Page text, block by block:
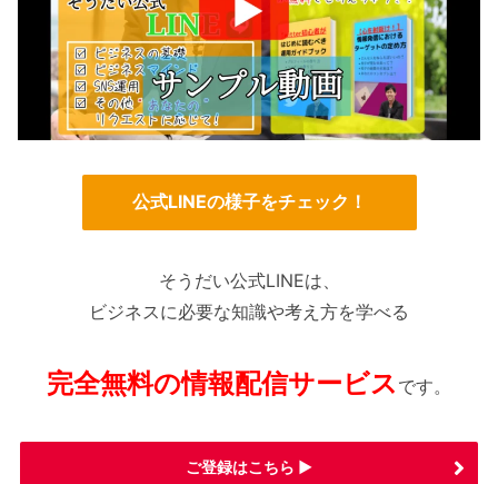
公式LINEの様子をチェック！
そうだい公式LINEは、
ビジネスに必要な知識や考え方を学べる
完全無料の情報配信サービス です。
ご登録はこちら ▶